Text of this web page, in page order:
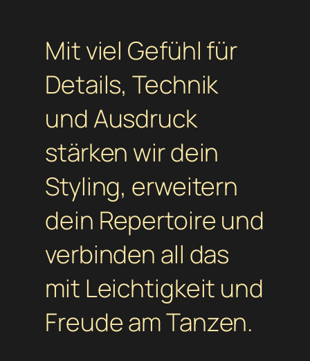
Mit viel Gefühl für
Details, Technik
und Ausdruck
stärken wir dein
Styling, erweitern
dein Repertoire und
verbinden all das
mit Leichtigkeit und
Freude am Tanzen.